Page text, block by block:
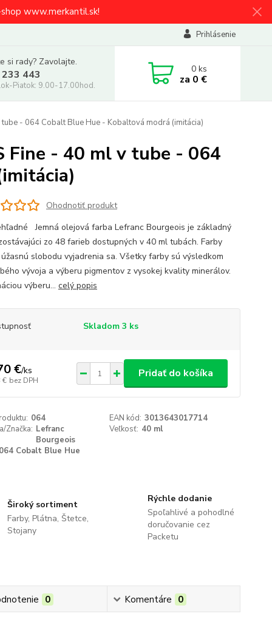
www.merkantil.sk!
Prihlásenie
si rady? Zavolajte.
443
Piatok: 9.00-17.00hod.
0ks
za 0 €
tube - 064 Cobalt Blue Hue - Kobaltová modrá (imitácia)
Fine - 40 ml v tube - 064
Ohodnotiť produkt
Jemná olejová farba Lefranc Bourgeois je základný
zo 48 farieb dostupných v 40 ml tubách. Farby
slobodu vyjadrenia sa. Všetky farby sú výsledkom
vývoja a výberu pigmentov z vysokej kvality minerálov.
výberu... celý popis
Skladom 3 ks
€/ks
€ bez DPH
Pridať do košíka
064 EAN kód: 3013643017714
Značka: Lefranc
Bourgeois
Veľkosť: 40 ml
064 Cobalt Blue Hue
Široký sortiment
Farby, Plátna, Štetce,
Stojany
Rýchle dodanie
Spoľahlivé a pohodlné
doručovanie cez
Packetu
0 Komentáre 0